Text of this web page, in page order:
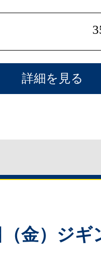
詳細を見る
（金）ジギ